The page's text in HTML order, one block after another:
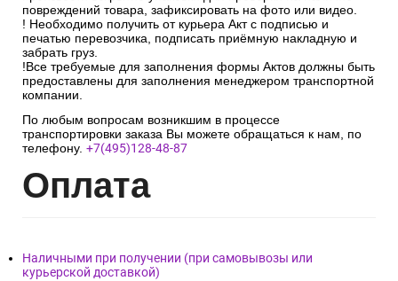
повреждений товара, зафиксировать на фото или видео.
! Необходимо получить от курьера Акт с подписью и
печатью перевозчика, подписать приёмную накладную и
забрать груз.
!Все требуемые для заполнения формы Актов должны быть
предоставлены для заполнения менеджером транспортной
компании.
По любым вопросам возникшим в процессе
транспортировки заказа Вы можете обращаться к нам, по
телефону. +7(495)128-48-87
Оплата
Наличными при получении (при самовывозы или
курьерской доставкой)